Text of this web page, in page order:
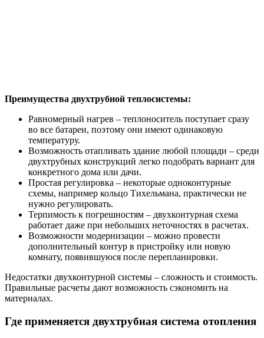
Преимущества двухтрубной теплосистемы:
Равномерный нагрев – теплоноситель поступает сразу
во все батареи, поэтому они имеют одинаковую
температуру.
Возможность отапливать здание любой площади – среди
двухтрубных конструкций легко подобрать вариант для
конкретного дома или дачи.
Простая регулировка – некоторые одноконтурные
схемы, например кольцо Тихельмана, практически не
нужно регулировать.
Терпимость к погрешностям – двухконтурная схема
работает даже при небольших неточностях в расчетах.
Возможности модернизации – можно провести
дополнительный контур в пристройку или новую
комнату, появившуюся после перепланировки.
Недостатки двухконтурной системы – сложность и стоимость.
Правильные расчеты дают возможность сэкономить на
материалах.
Где применяется двухтрубная система отопления